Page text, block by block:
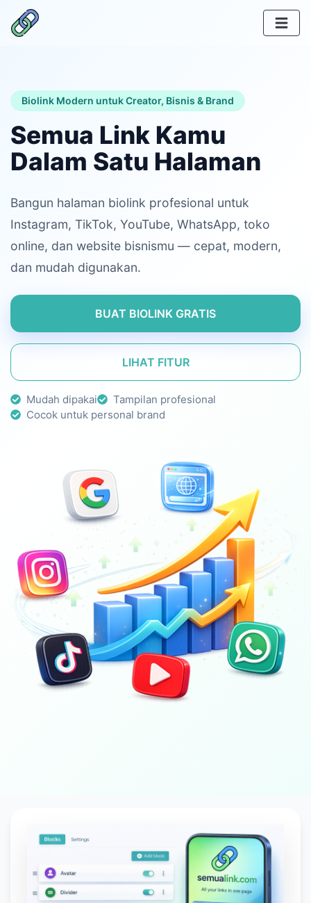
Biolink Modern untuk Creator, Bisnis & Brand
Semua Link Kamu
Dalam Satu Halaman
Bangun halaman biolink profesional untuk
Instagram, TikTok, YouTube, WhatsApp, toko
online, dan website bisnismu — cepat, modern,
dan mudah digunakan.
BUAT BIOLINK GRATIS
LIHAT FITUR
Mudah dipakai
Tampilan profesional
Cocok untuk personal brand